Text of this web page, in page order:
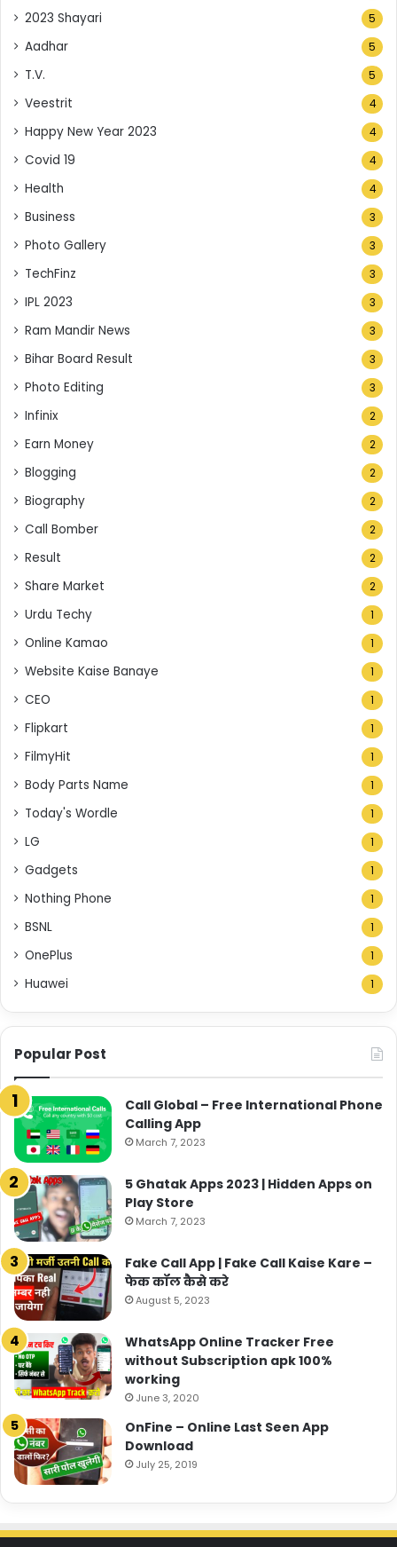
2023 Shayari 5
Aadhar 5
T.V. 5
Veestrit 4
Happy New Year 2023 4
Covid 19 4
Health 4
Business 3
Photo Gallery 3
TechFinz 3
IPL 2023 3
Ram Mandir News 3
Bihar Board Result 3
Photo Editing 3
Infinix 2
Earn Money 2
Blogging 2
Biography 2
Call Bomber 2
Result 2
Share Market 2
Urdu Techy 1
Online Kamao 1
Website Kaise Banaye 1
CEO 1
Flipkart 1
FilmyHit 1
Body Parts Name 1
Today's Wordle 1
LG 1
Gadgets 1
Nothing Phone 1
BSNL 1
OnePlus 1
Huawei 1
Popular Post
Call Global – Free International Phone
Calling App
March 7, 2023
5 Ghatak Apps 2023 | Hidden Apps on
Play Store
March 7, 2023
Fake Call App | Fake Call Kaise Kare –
फेक कॉल कैसे करे
August 5, 2023
WhatsApp Online Tracker Free
without Subscription apk 100%
working
June 3, 2020
OnFine – Online Last Seen App
Download
July 25, 2019